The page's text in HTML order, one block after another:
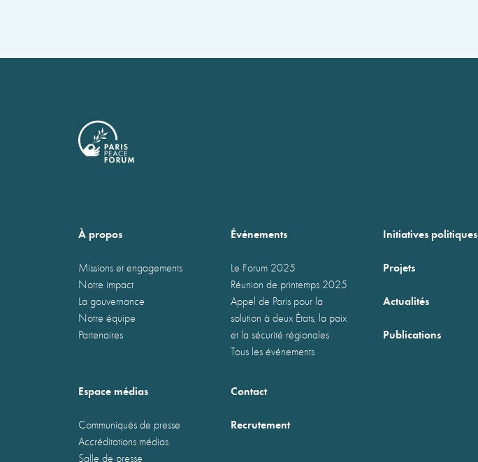
À propos
Missions et engagements
Notre impact
La gouvernance
Notre équipe
Partenaires
Événements
Le Forum 2025
Réunion de printemps 2025
Appel de Paris pour la
solution à deux États, la paix
et la sécurité régionales
Tous les événements
Initiatives politiques
Projets
Actualités
Publications
Espace médias
Communiqués de presse
Accréditations médias
Salle de presse
Contact
Recrutement